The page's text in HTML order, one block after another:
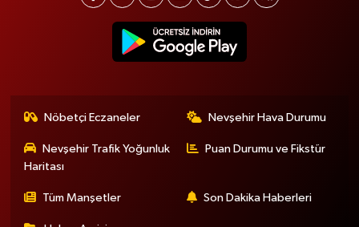
Nöbetçi Eczaneler Nevşehir Hava Durumu
Nevşehir Trafik Yoğunluk
Haritası
Puan Durumu ve Fikstür
Tüm Manşetler Son Dakika Haberleri